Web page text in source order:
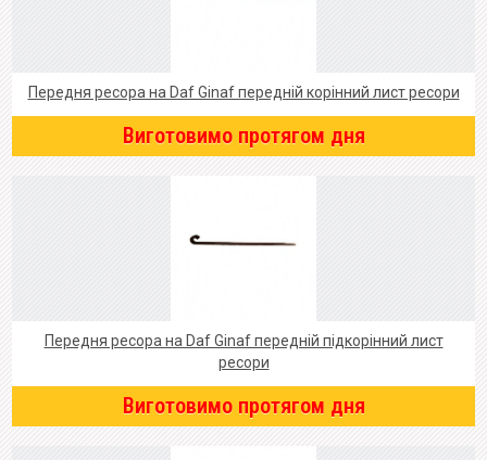
Передня ресора на Daf Ginaf передній корінний лист ресори
Виготовимо протягом дня
Передня ресора на Daf Ginaf передній підкорінний лист
ресори
Виготовимо протягом дня